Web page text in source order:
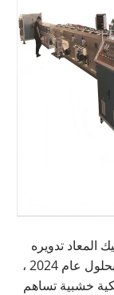
المعاد تدويره
من كابلات النفايات سيتجاوز 8 مليارات يوان بحلول عام 2024 ،
خشبية تساهم